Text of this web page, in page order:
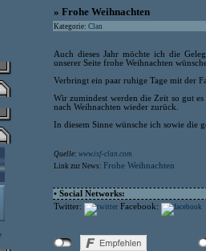
» Frohe Weihnachten
Kategorie: Clan
Auch dieses Jahr möchte ich die
unserer Seite frohe Weihnachten
Verbringt ein paar ruhige Tage mit der
Wir zumindest werden die Zeit so gut
nach Weihnachten wieder zurück.
In diesem Sinne wünsche ich sowie die
Quelle: www.isf-clan.com
Link zur News: Frohe Weihnachten
• Social Networks:
Twitter:
Facebook: